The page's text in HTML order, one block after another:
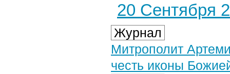
20 Сентября
Журнал
Митрополит
честь иконы